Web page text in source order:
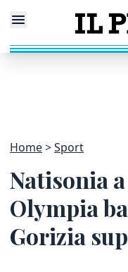
Home Sport
Natisonia
Olympia
Gorizia